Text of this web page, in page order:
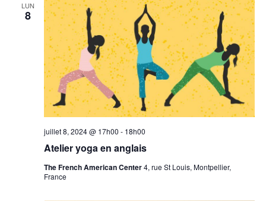
LUN
8
Atelier yoga en anglais
juillet 8, 2024 @ 17h00 - 18h00
The French American Center4, rue St Louis, Montpellier,
France